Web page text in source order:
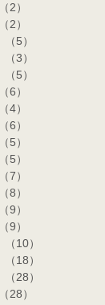
（2）
（2）
（5）
（3）
（5）
（6）
（4）
（6）
（5）
（5）
（7）
（8）
（9）
（9）
（10）
（18）
（28）
（28）